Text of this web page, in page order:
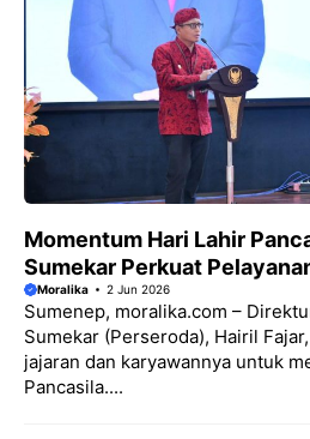
Momentum Hari Lahir
Sumekar Perkuat
Moralika 2 Jun 2026
Sumenep, moralika.com –
Sumekar (Perseroda), Hairil
jajaran dan karyawannya untuk
Pancasila....